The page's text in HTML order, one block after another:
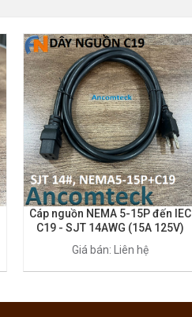
Cáp nguồn NEMA 5-15P đến IEC
C19 - SJT 14AWG (15A 125V)
Giá bán: Liên hệ